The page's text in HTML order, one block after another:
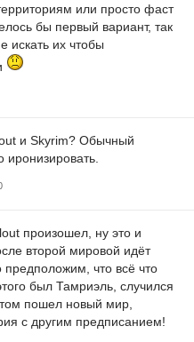
или просто фаст
бы первый вариант, так
искать их чтобы
и Skyrim? Обычный
иронизировать.
произошел, ну это и
второй мировой идёт
предположим, что всё что
был Тамриэль, случился
пошел новый мир,
с другим предписанием!